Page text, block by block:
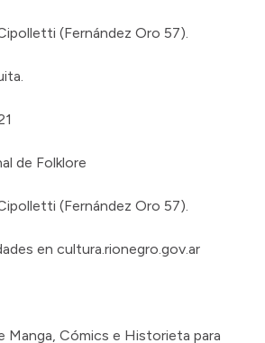
(Fernández Oro 57).
de Folklore
(Fernández Oro 57).
en cultura.rionegro.gov.ar
Manga, Cómics e Historieta para